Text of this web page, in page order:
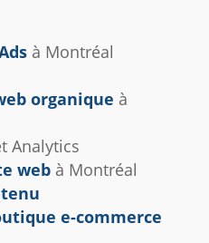
à Montréal
organique à
Analytics
webà Montréal
e-commerce